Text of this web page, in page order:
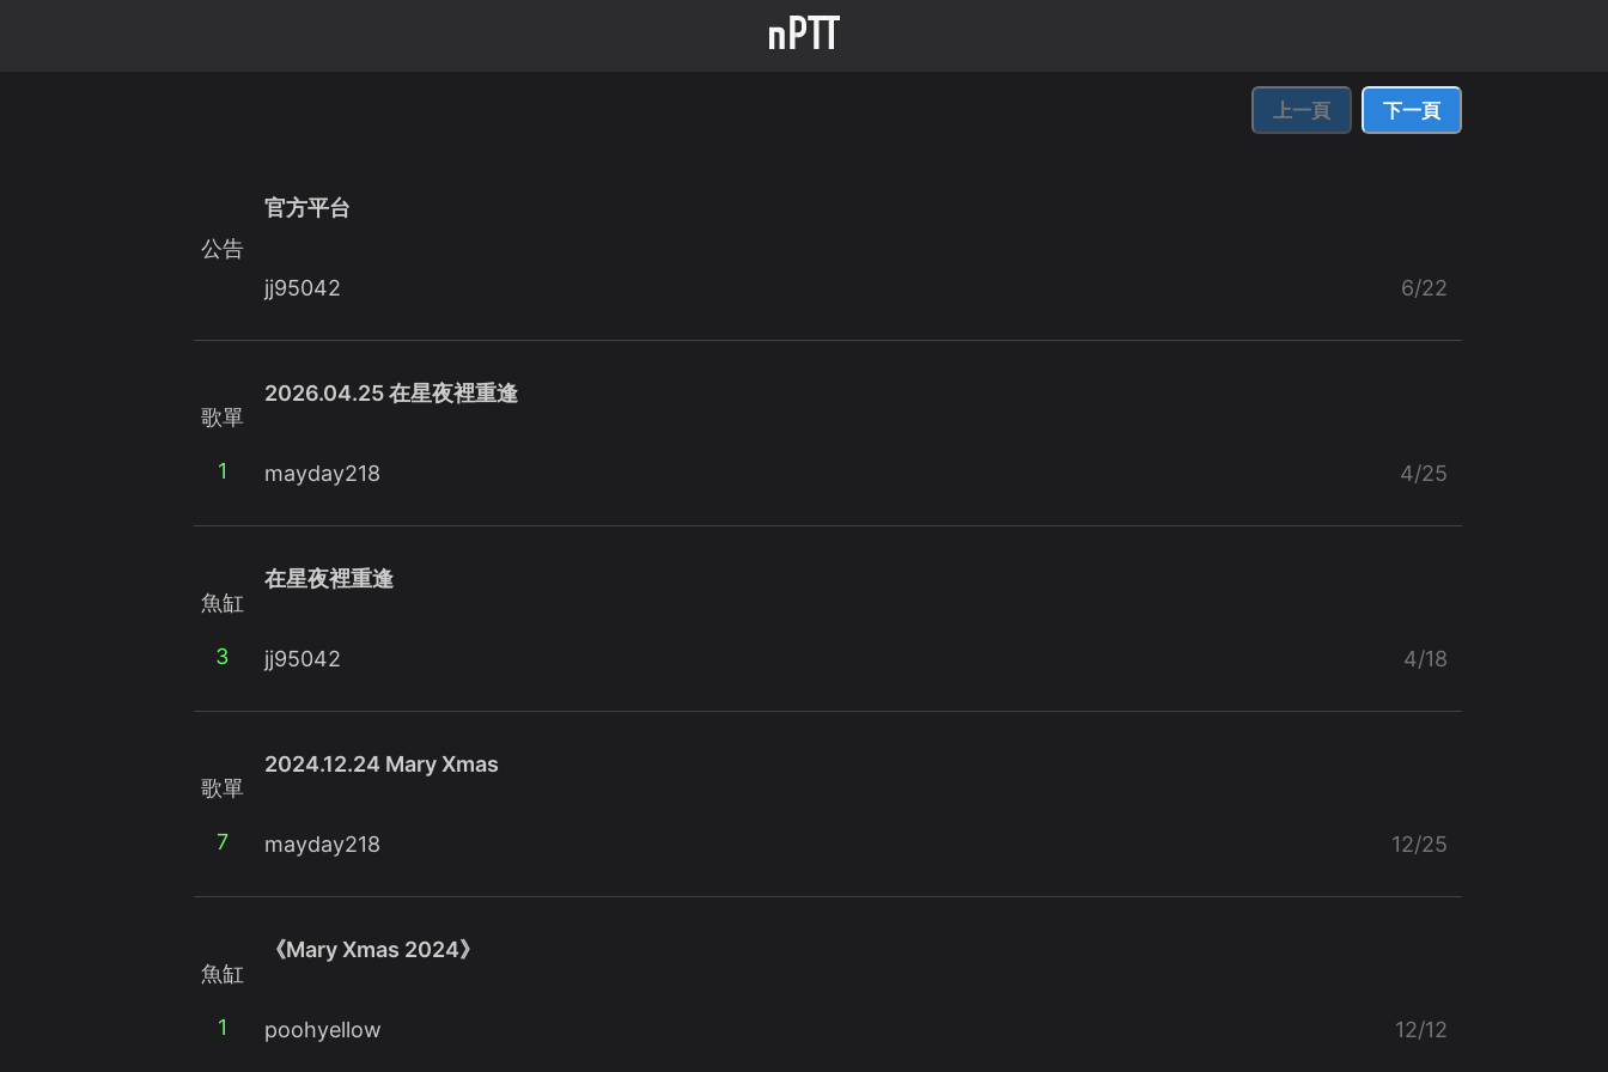
上一頁 下一頁
公告
官方平台
jj95042 6/22
歌單
1
2026.04.25 在星夜裡重逢
mayday218 4/25
魚缸
3
在星夜裡重逢
jj95042 4/18
歌單
7
2024.12.24 Mary Xmas
mayday218 12/25
魚缸
1
《Mary Xmas 2024》
poohyellow 12/12